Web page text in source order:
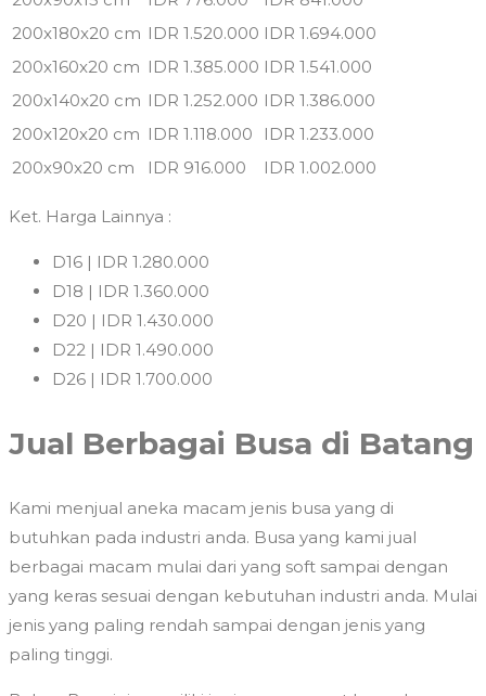
200x180x20 cm IDR 1.520.000 IDR 1.694.000
200x160x20 cm IDR 1.385.000 IDR 1.541.000
200x140x20 cm IDR 1.252.000 IDR 1.386.000
200x120x20 cm IDR 1.118.000
IDR 1.233.000
200x90x20 cm
IDR 916.000 IDR 1.002.000
Ket. Harga Lainnya :
D16 | IDR 1.280.000
D18 | IDR 1.360.000
D20 | IDR 1.430.000
D22 | IDR 1.490.000
D26 | IDR 1.700.000
Jual Berbagai Busa di Batang
Kami menjual aneka macam jenis busa yang di
butuhkan pada industri anda. Busa yang kami jual
berbagai macam mulai dari yang soft sampai dengan
yang keras sesuai dengan kebutuhan industri anda. Mulai
jenis yang paling rendah sampai dengan jenis yang
paling tinggi.